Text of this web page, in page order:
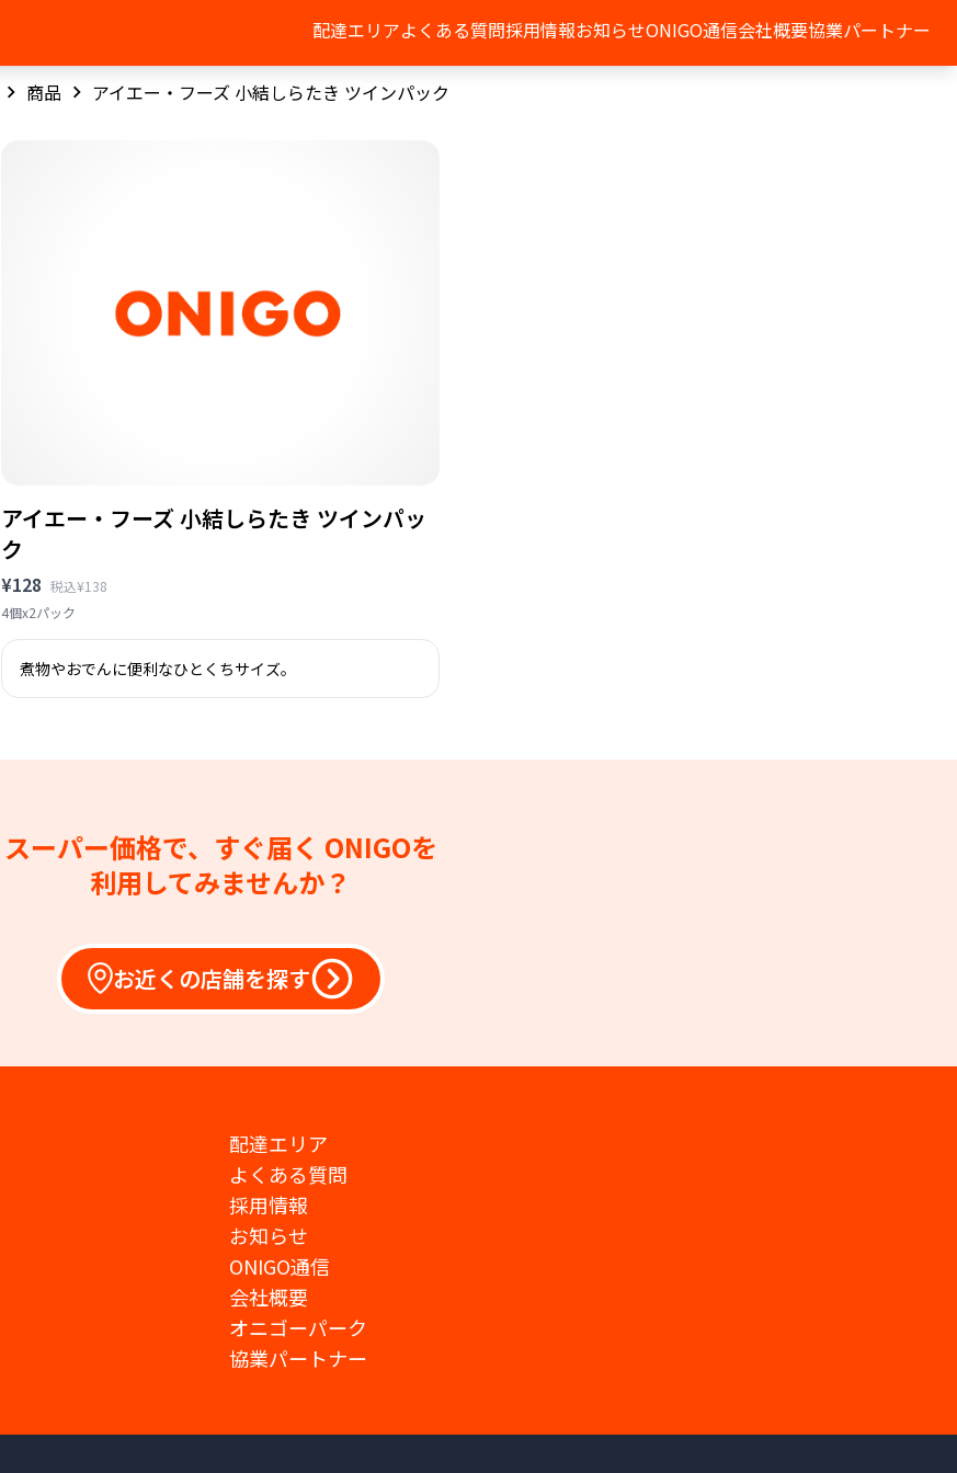
配達エリアよくある質問採用情報お知らせONIGO通信会社概要協業パートナー
商品 アイエー・フーズ 小結しらたき ツインパック
アイエー・フーズ 小結しらたき ツインパッ
ク
¥128 税込¥138
4個x2パック
煮物やおでんに便利なひとくちサイズ。
スーパー価格で、すぐ届く ONIGOを
利用してみませんか？
お近くの店舗を探す
配達エリア
よくある質問
採用情報
お知らせ
ONIGO通信
会社概要
オニゴーパーク
協業パートナー